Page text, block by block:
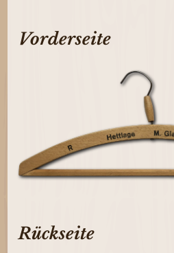
Vorderseite
Rückseite